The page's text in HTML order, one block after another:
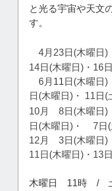
と光る宇宙や天文
す。
4月23日(木曜日)
14日(木曜日)・
6月 11 日(木曜日)
日(木曜日)・
11日(
10月 8日(木曜日)
日(木曜日)・
7日
12月 3日(木曜日)
11日(木曜日)・
木曜日 11時 /